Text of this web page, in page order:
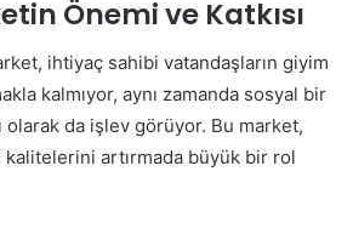
Önemi ve Katkısı
ihtiyaç sahibi vatandaşların giyim
kalmıyor, aynı zamanda sosyal bir
olarak da işlev görüyor. Bu market,
kalitelerini artırmada büyük bir rol